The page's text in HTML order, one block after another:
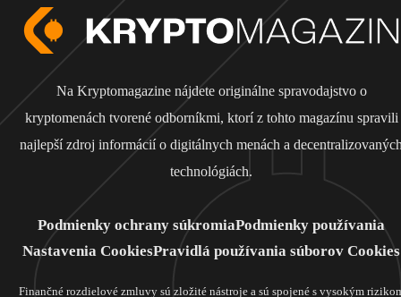
Na Kryptomagazine nájdete originálne spravodajstvo o
kryptomenách tvorené odborníkmi, ktorí z tohto magazínu spravili
najlepší zdroj informácií o digitálnych menách a
technológiách.
Podmienky ochrany súkromiaPodmienky používania
Nastavenia CookiesPravidlá používania súborov Cookies
Finančné rozdielové zmluvy sú zložité nástroje a sú spojené s vysokým